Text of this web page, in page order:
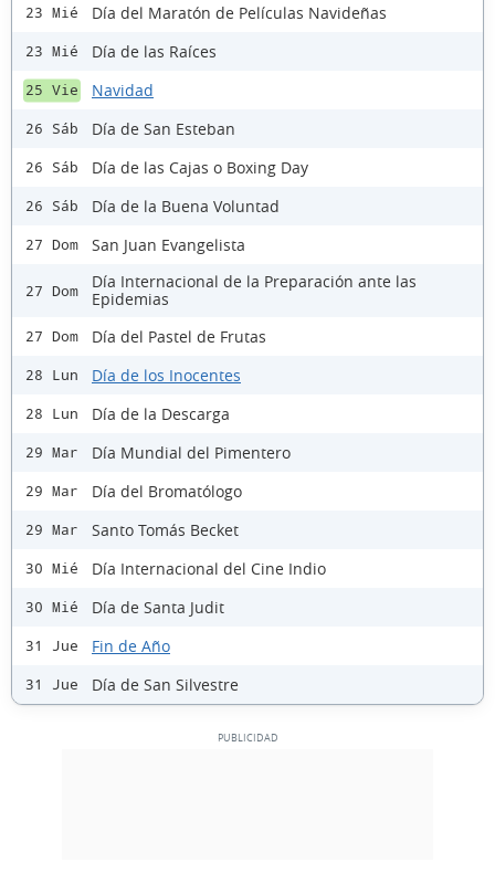
23 Mié Día del Maratón de Películas Navideñas
23 Mié Día de las Raíces
25 Vie Navidad
26 Sáb Día de San Esteban
26 Sáb Día de las Cajas o Boxing Day
26 Sáb Día de la Buena Voluntad
27 Dom San Juan Evangelista
27 Dom
Día Internacional de la Preparación ante las
Epidemias
27 Dom Día del Pastel de Frutas
28 Lun Día de los Inocentes
28 Lun Día de la Descarga
29 Mar Día Mundial del Pimentero
29 Mar Día del Bromatólogo
29 Mar Santo Tomás Becket
30 Mié Día Internacional del Cine Indio
30 Mié Día de Santa Judit
31 Jue Fin de Año
31 Jue Día de San Silvestre